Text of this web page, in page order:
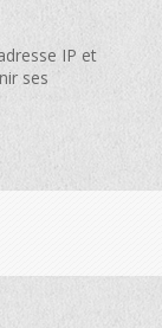
IP et
ses